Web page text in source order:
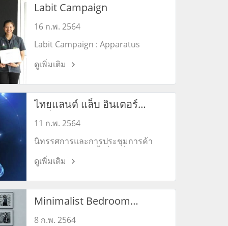
Labit Campaign
16 ก.พ. 2564
Labit Campaign : Apparatus
TM4000Plus & (EDX) Date: 11-15
ดูเพิ่มเติม
ไทยแลนด์ แล็บ อินเตอร์
เนชั่นแนล2018
11 ก.พ. 2564
นิทรรศการและการประชุมการค้า
อุปกรณ์และเทคโนโลยีห้องปฏิบัติการ
วิทยาศาสตร์ชีวภาพ และเคมีภัณฑ์
และความปลอดภัย วันที่: 12-14
กันยายน 2561
ดูเพิ่มเติม
Minimalist Bedroom
Designs
8 ก.พ. 2564